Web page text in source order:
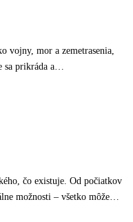
vojny, mor a zemetrasenia,
sa prikráda a…
čo existuje. Od počiatkov
možnosti – všetko môže…